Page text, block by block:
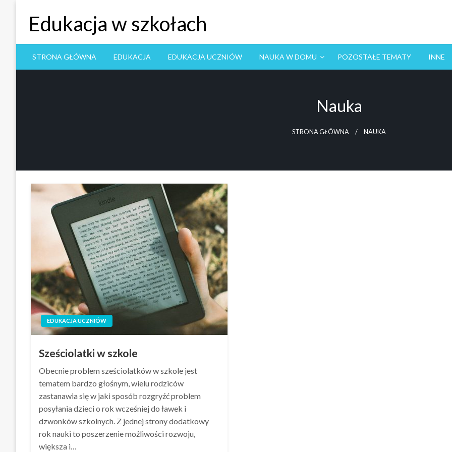
Edukacja w szkołach
STRONA GŁÓWNA EDUKACJA EDUKACJA UCZNIÓW NAUKA W DOMU POZOSTAŁE TEMATY INNE
Nauka
STRONA GŁÓWNA NAUKA
EDUKACJA UCZNIÓW
Sześciolatki w szkole
Obecnie problem sześciolatków w szkole jest
tematem bardzo głośnym, wielu rodziców
zastanawia się w jaki sposób rozgryźć problem
posyłania dzieci o rok wcześniej do ławek i
dzwonków szkolnych. Z jednej strony dodatkowy
rok nauki to poszerzenie możliwości rozwoju,
większa i…